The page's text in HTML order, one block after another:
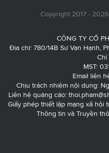
Copyright 2017 -
CÔNG TY CỔ
Địa chỉ: 780/14B Sư Vạn Hạnh,
Chí
MST:
Email liên
Chịu trách nhiệm nội dung:
Liên hệ quảng cáo:
Giấy phép thiết lập mạng xã hội
Thông tin và Truyền